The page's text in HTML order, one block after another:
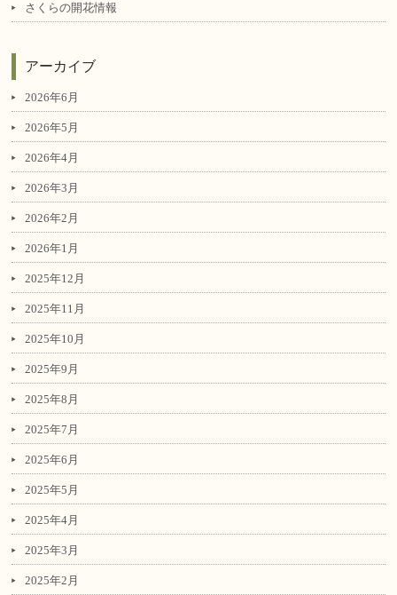
さくらの開花情報
アーカイブ
2026年6月
2026年5月
2026年4月
2026年3月
2026年2月
2026年1月
2025年12月
2025年11月
2025年10月
2025年9月
2025年8月
2025年7月
2025年6月
2025年5月
2025年4月
2025年3月
2025年2月